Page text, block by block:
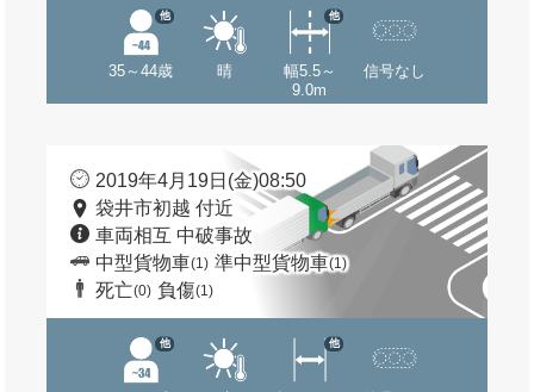
35～44歳
他
晴
幅5.5～
9.0m
他
信号なし
2019年4月19日(金)08:50
袋井市初越 付近
車両相互 中破事故
中型貨物車(1) 準中型貨物車(1)
死亡(0) 負傷(1)
他 他